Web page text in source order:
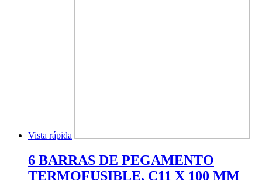
Vista rápida
6 BARRAS DE PEGAMENTO
TERMOFUSIBLE, C11 X 100 MM